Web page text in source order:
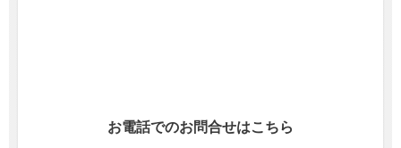
お電話でのお問合せはこちら